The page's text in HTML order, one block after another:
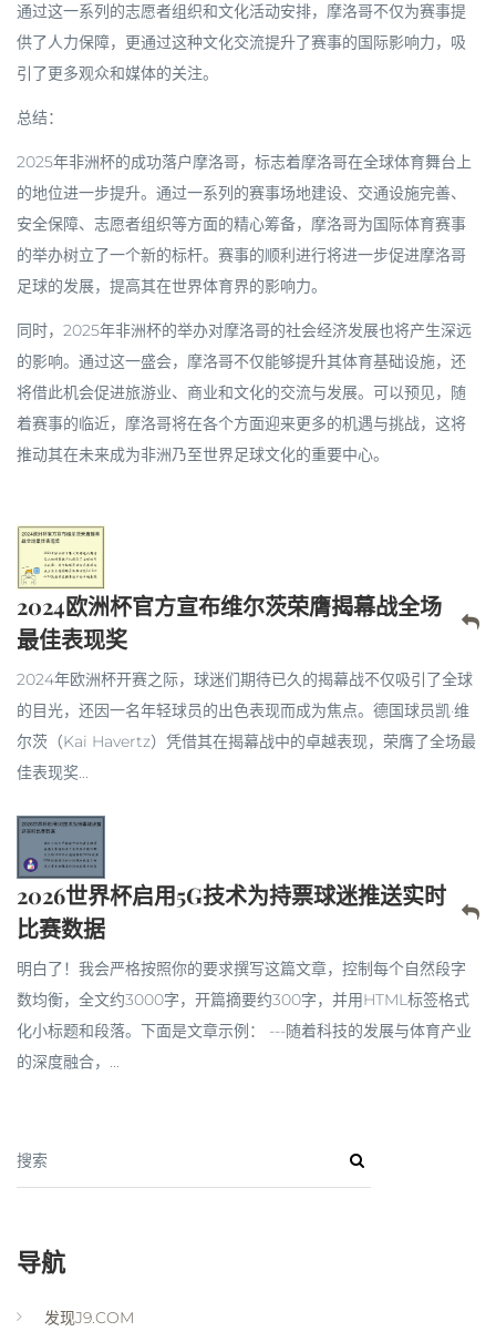
通过这一系列的志愿者组织和文化活动安排，摩洛哥不仅为赛事提
供了人力保障，更通过这种文化交流提升了赛事的国际影响力，吸
引了更多观众和媒体的关注。
总结：
2025年非洲杯的成功落户摩洛哥，标志着摩洛哥在全球体育舞台上
的地位进一步提升。通过一系列的赛事场地建设、交通设施完善、
安全保障、志愿者组织等方面的精心筹备，摩洛哥为国际体育赛事
的举办树立了一个新的标杆。赛事的顺利进行将进一步促进摩洛哥
足球的发展，提高其在世界体育界的影响力。
同时，2025年非洲杯的举办对摩洛哥的社会经济发展也将产生深远
的影响。通过这一盛会，摩洛哥不仅能够提升其体育基础设施，还
将借此机会促进旅游业、商业和文化的交流与发展。可以预见，随
着赛事的临近，摩洛哥将在各个方面迎来更多的机遇与挑战，这将
推动其在未来成为非洲乃至世界足球文化的重要中心。
2024欧洲杯官方宣布维尔茨荣膺揭幕战全场
最佳表现奖
2024年欧洲杯开赛之际，球迷们期待已久的揭幕战不仅吸引了全球
的目光，还因一名年轻球员的出色表现而成为焦点。德国球员凯·维
尔茨（Kai Havertz）凭借其在揭幕战中的卓越表现，荣膺了全场最
佳表现奖...
2026世界杯启用5G技术为持票球迷推送实时
比赛数据
明白了！我会严格按照你的要求撰写这篇文章，控制每个自然段字
数均衡，全文约3000字，开篇摘要约300字，并用HTML标签格式
化小标题和段落。下面是文章示例： ---随着科技的发展与体育产业
的深度融合，...
搜索
导航
发现J9.COM